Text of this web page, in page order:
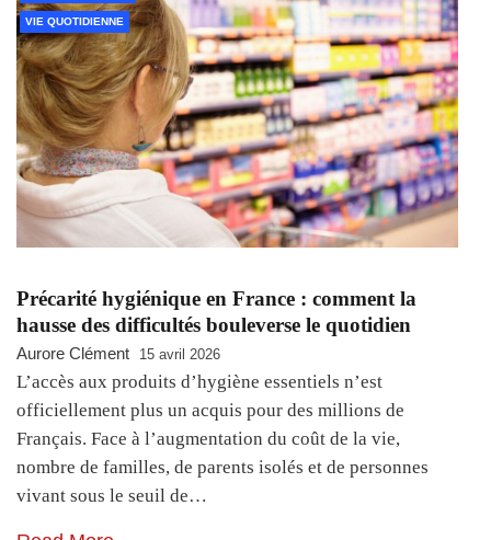
VIE QUOTIDIENNE
Précarité hygiénique en France : comment la
hausse des difficultés bouleverse le quotidien
Aurore Clément 15 avril 2026
L’accès aux produits d’hygiène essentiels n’est
officiellement plus un acquis pour des millions de
Français. Face à l’augmentation du coût de la vie,
nombre de familles, de parents isolés et de personnes
vivant sous le seuil de…